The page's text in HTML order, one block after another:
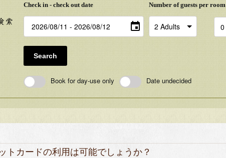
Check in - check out date Number of guests per room
Search
Book for day-use only Date undecided
トカードの利用は可能でしょうか？